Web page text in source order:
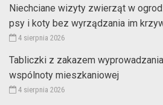
Niechciane wizyty zwierząt w
psy i koty bez wyrządzania im
4 sierpnia 2026
Tabliczki z zakazem
wspólnoty mieszkaniowej
4 sierpnia 2026